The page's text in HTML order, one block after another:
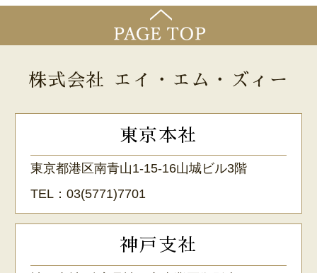
株式会社 エイ・エム・ズィー
東京本社
東京都港区南青山1-15-16山城ビル3階
TEL：03(5771)7701
神戸支社